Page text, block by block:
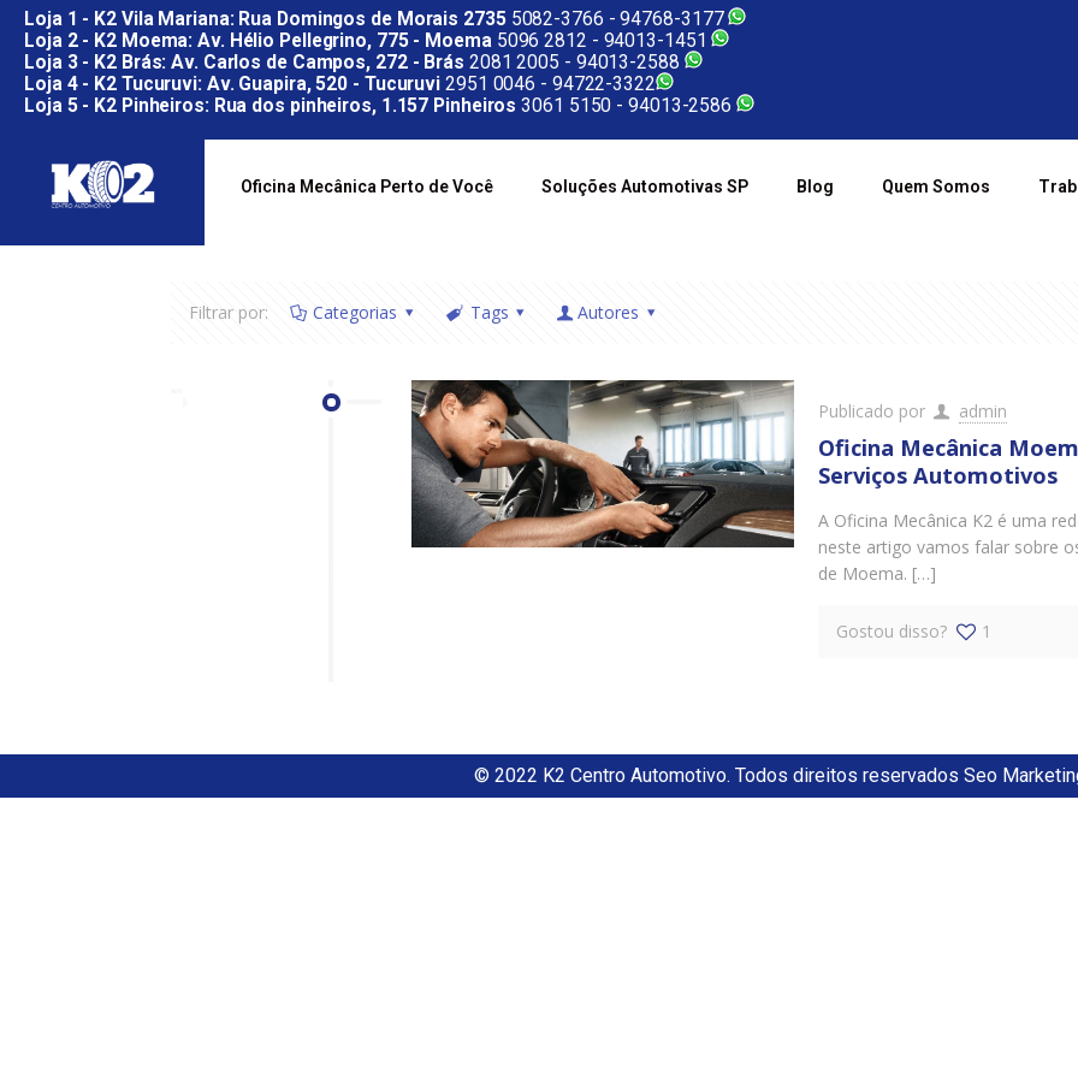
Loja 1 - K2 Vila Mariana: Rua Domingos de Morais 27355082-3766 -94768-3177
Loja 2 - K2 Moema: Av. Hélio Pellegrino, 775 - Moema5096 2812 - 94013-1451
Loja 3 - K2 Brás: Av. Carlos de Campos, 272 - Brás 2081 2005 - 94013-2588
Loja 4 - K2 Tucuruvi: Av. Guapira, 520 - Tucuruvi 2951 0046 - 94722-3322
Loja 5 - K2 Pinheiros: Rua dos pinheiros, 1.157 Pinheiros 3061 5150 -94013-2586
Oficina Mecânica Perto de Você Soluções Automotivas SP Blog Quem Somos
Filtrar por: Categorias Tags Autores
Publicado por admin
Oficina Mecânica
Serviços Automotivos
A Oficina Mecânica K2 é uma
neste artigo vamos falar sobre
de Moema. […]
Gostou disso? 1
© 2022 K2 Centro Automotivo. Todos direitos reservados Seo